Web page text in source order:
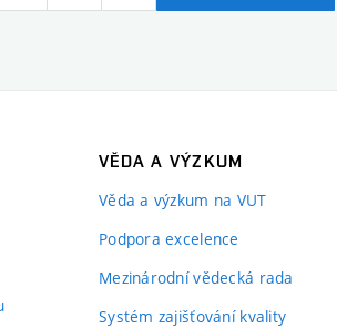
VĚDA A VÝZKUM
Věda a výzkum na VUT
Podpora excelence
Mezinárodní vědecká rada
Systém zajišťování kvality